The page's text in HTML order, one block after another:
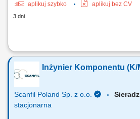
aplikuj szybko
aplikuj bez CV
3 dni
- Proste prace montażowe i serwisowe
Wykonywanie prostych prac elektronicznych i
diagnozowanie podstawowych usterek;
podzespołów elektronicznych; Testowanie i
działania urządzeń;
Inżynier Komponentu (K/
Scanfil Poland Sp. z o.o.
stacjonarna